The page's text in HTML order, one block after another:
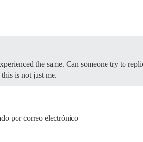
the same. Can someone try to
this is not just me.
por correo electrónico